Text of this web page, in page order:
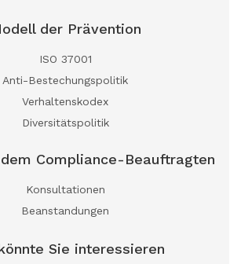
der Prävention
ISO 37001
Anti-Bestechungspolitik
Verhaltenskodex
Diversitätspolitik
Compliance-Beauftragten
Konsultationen
Beanstandungen
Sie interessieren